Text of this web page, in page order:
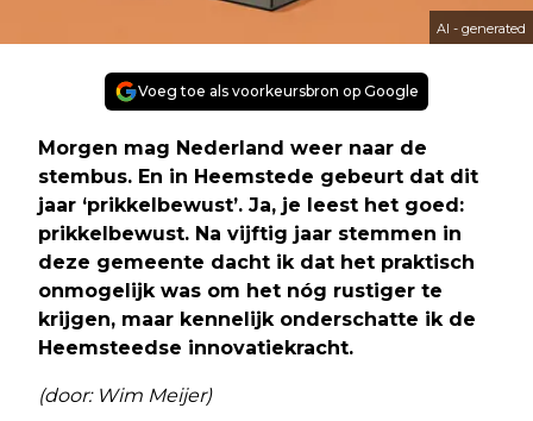
AI - generated
Voeg toe als voorkeursbron op Google
Morgen mag Nederland weer naar de
stembus. En in Heemstede gebeurt dat dit
jaar ‘prikkelbewust’. Ja, je leest het goed:
prikkelbewust. Na vijftig jaar stemmen in
deze gemeente dacht ik dat het praktisch
onmogelijk was om het nóg rustiger te
krijgen, maar kennelijk onderschatte ik de
Heemsteedse innovatiekracht.
(door: Wim Meijer)